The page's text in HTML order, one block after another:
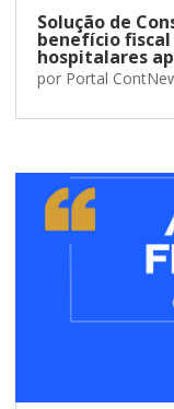
Solução de
benefício
hospitalares
por Portal